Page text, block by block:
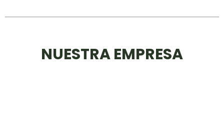
NUESTRA EMPRESA